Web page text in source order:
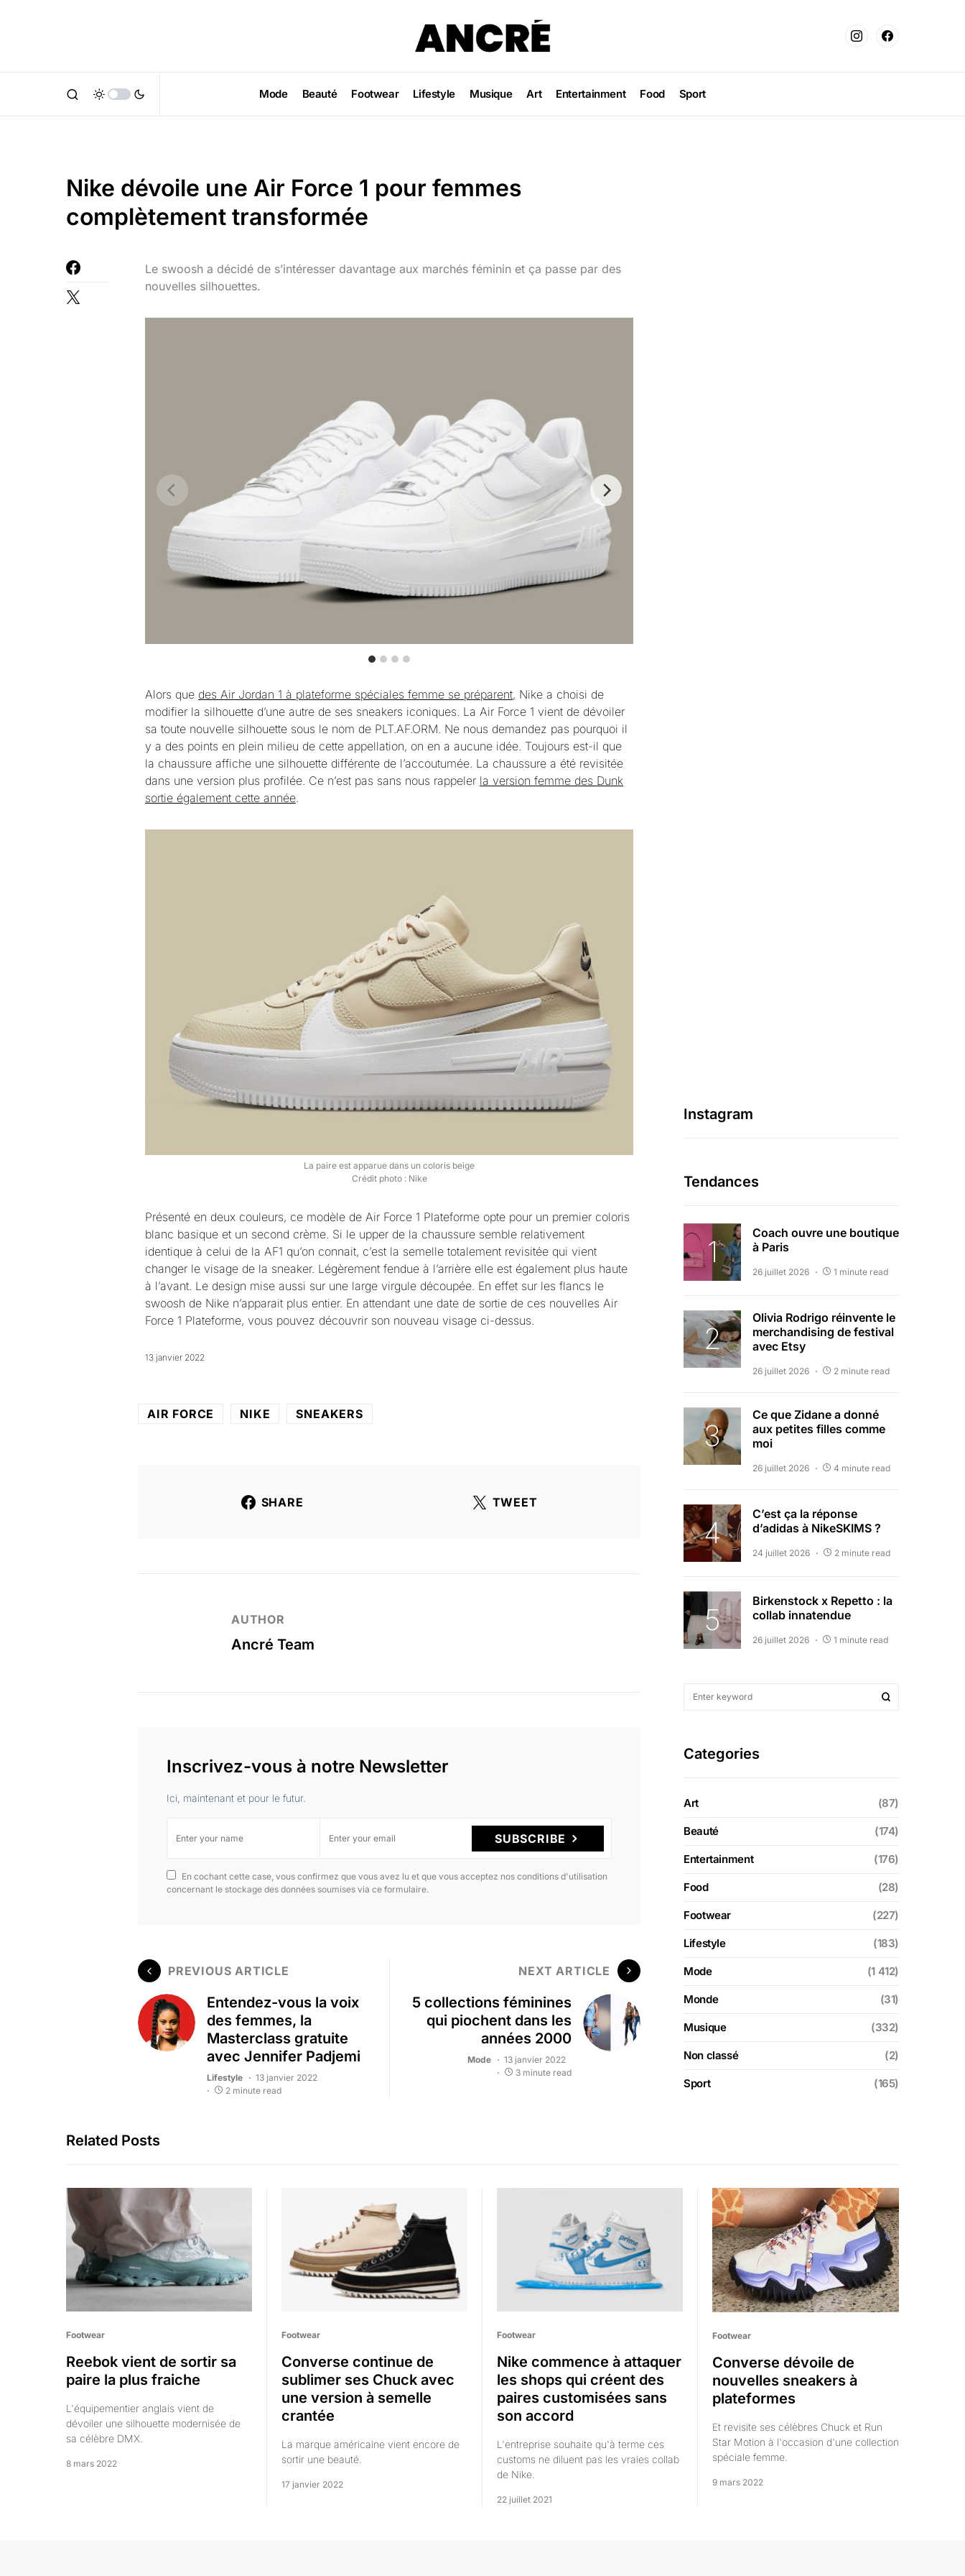
Mode Beauté Footwear Lifestyle Musique Art Entertainment Food Sport
Nike dévoile une Air Force 1 pour femmes
complètement transformée
Le swoosh a décidé de s’intéresser davantage aux marchés féminin et ça passe par des
nouvelles silhouettes.
Alors que des Air Jordan 1 à plateforme spéciales femme se préparent, Nike a choisi de
modifier la silhouette d’une autre de ses sneakers iconiques. La Air Force 1 vient de dévoiler
sa toute nouvelle silhouette sous le nom de PLT.AF.ORM. Ne nous demandez pas pourquoi il
y a des points en plein milieu de cette appellation, on en a aucune idée. Toujours est-il que
la chaussure affiche une silhouette différente de l’accoutumée. La chaussure a été revisitée
dans une version plus profilée. Ce n’est pas sans nous rappeler la version femme des Dunk
sortie également cette année
La paire est apparue dans un coloris beige
Crédit photo : Nike
Présenté en deux couleurs, ce modèle de Air Force 1 Plateforme opte pour un premier coloris
blanc basique et un second crème. Si le upper de la chaussure semble relativement
identique à celui de la AF1 qu’on connait, c’est la semelle totalement revisitée qui vient
changer le visage de la sneaker. Légèrement fendue à l’arrière elle est également plus haute
à l’avant. Le design mise aussi sur une large virgule découpée. En effet sur les flancs le
swoosh de Nike n’apparait plus entier. En attendant une date de sortie de ces nouvelles Air
Force 1 Plateforme, vous pouvez découvrir son nouveau visage ci-dessus.
13 janvier 2022
AIR FORCE NIKE SNEAKERS
SHARE TWEET
AUTHOR
Ancré Team
Inscrivez-vous à notre Newsletter
Ici, maintenant et pour le futur.
SUBSCRIBE
En cochant cette case, vous confirmez que vous avez lu et que vous acceptez nos conditions d'utilisation
concernant le stockage des données soumises via ce formulaire.
PREVIOUS ARTICLE
Entendez-vous la voix
des femmes, la
Masterclass gratuite
avec Jennifer Padjemi
Lifestyle
13 janvier 2022
2 minute read
NEXT ARTICLE
5 collections féminines
qui piochent dans les
années 2000
Mode
13 janvier 2022
3 minute read
Instagram
Tendances
Coach ouvre une boutique
à Paris
26 juillet 2026 1 minute read
Olivia Rodrigo réinvente le
merchandising de festival
avec Etsy
26 juillet 2026 2 minute read
Ce que Zidane a donné
aux petites filles comme
moi
26 juillet 2026 4 minute read
C’est ça la réponse
d’adidas à NikeSKIMS ?
24 juillet 2026 2 minute read
Birkenstock x Repetto : la
collab innatendue
26 juillet 2026 1 minute read
Categories
Art (87)
Beauté (174)
Entertainment (176)
Food (28)
Footwear (227)
Lifestyle (183)
Mode (1 412)
Monde (31)
Musique (332)
Non classé (2)
Sport (165)
Related Posts
Footwear
Reebok vient de sortir sa
paire la plus fraiche
L'équipementier anglais vient de
dévoiler une silhouette modernisée de
sa célèbre DMX.
8 mars 2022
Footwear
Converse continue de
sublimer ses Chuck avec
une version à semelle
crantée
La marque américaine vient encore de
sortir une beauté.
17 janvier 2022
Footwear
Nike commence à attaquer
les shops qui créent des
paires customisées sans
son accord
L'entreprise souhaite qu'à terme ces
customs ne diluent pas les vraies collab
de Nike.
22 juillet 2021
Footwear
Converse dévoile de
nouvelles sneakers à
plateformes
Et revisite ses célèbres Chuck et Run
Star Motion à l'occasion d'une collection
spéciale femme.
9 mars 2022